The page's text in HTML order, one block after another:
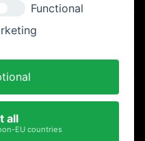


Functional
all
EU countries